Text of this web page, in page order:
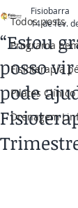
Todos posts
Programa
Fisioterapia
Pilates Clínico
Drenagem
“Estou
posso
pode
Fisiobarra
14 de fev.